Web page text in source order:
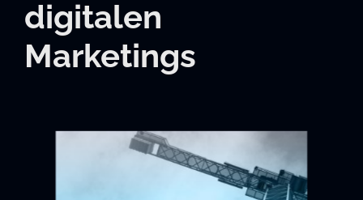
digitalen
Marketings